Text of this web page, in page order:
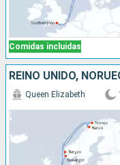
Comidas incluidas
REINO UNIDO,
Queen Elizabeth